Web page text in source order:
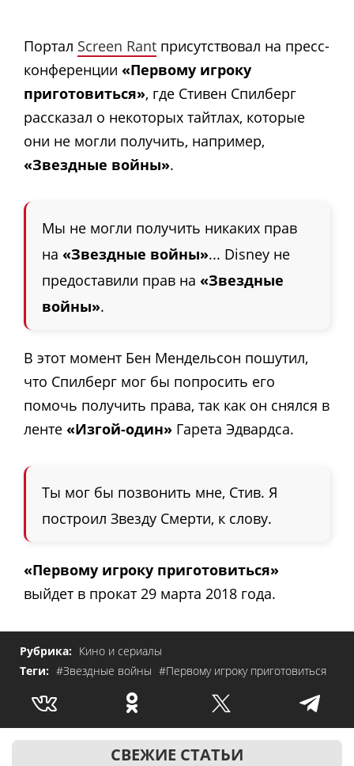
Портал Screen Rant присутствовал на пресс-
конференции «Первому игроку
приготовиться», где Стивен Спилберг
рассказал о некоторых тайтлах, которые
они не могли получить, например,
«Звездные войны».
Мы не могли получить никаких прав
на «Звездные войны»... Disney не
предоставили прав на «Звездные
войны».
В этот момент Бен Мендельсон пошутил,
что Спилберг мог бы попросить его
помочь получить права, так как он снялся в
ленте «Изгой-один» Гарета Эдвардса.
Ты мог бы позвонить мне, Стив. Я
построил Звезду Смерти, к слову.
«Первому игроку приготовиться»
выйдет в прокат 29 марта 2018 года.
Рубрика: Кино и сериалы
Теги: #Звездные войны #Первому игроку приготовиться
СВЕЖИЕ СТАТЬИ